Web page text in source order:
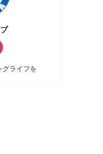
グライフを